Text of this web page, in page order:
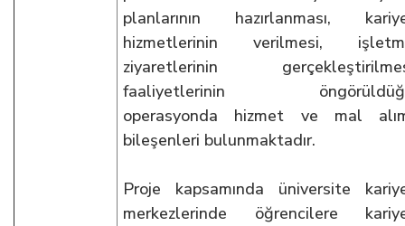
planlarının hazırlanması,
hizmetlerinin verilmesi,
ziyaretlerinin
faaliyetlerinin
operasyonda hizmet ve mal
bileşenleri bulunmaktadır.
Proje kapsamında üniversite
merkezlerinde öğrencilere